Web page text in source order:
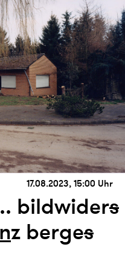
17.08.2023, 15:00 Uhr
bildwiders
nz berges